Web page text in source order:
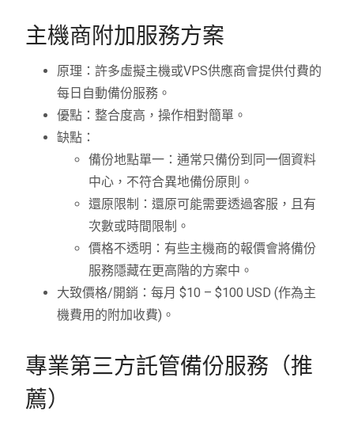
主機商附加服務方案
原理：許多虛擬主機或VPS供應商會提供付費的
每日自動備份服務。
優點：整合度高，操作相對簡單。
缺點：
備份地點單一：通常只備份到同一個資料
中心，不符合異地備份原則。
還原限制：還原可能需要透過客服，且有
次數或時間限制。
價格不透明：有些主機商的報價會將備份
服務隱藏在更高階的方案中。
大致價格/開銷：每月 $10 – $100 USD (作為主
機費用的附加收費)。
專業第三方託管備份服務（推
薦）